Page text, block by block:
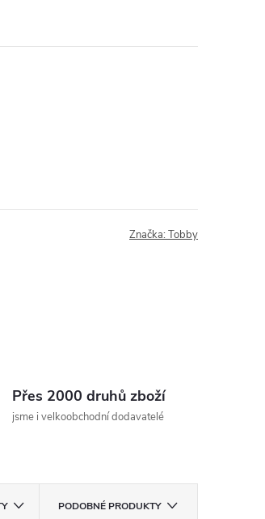
Značka:Tobby
Přes 2000 druhů zboží
jsme i velkoobchodní dodavatelé
PODOBNÉ PRODUKTY